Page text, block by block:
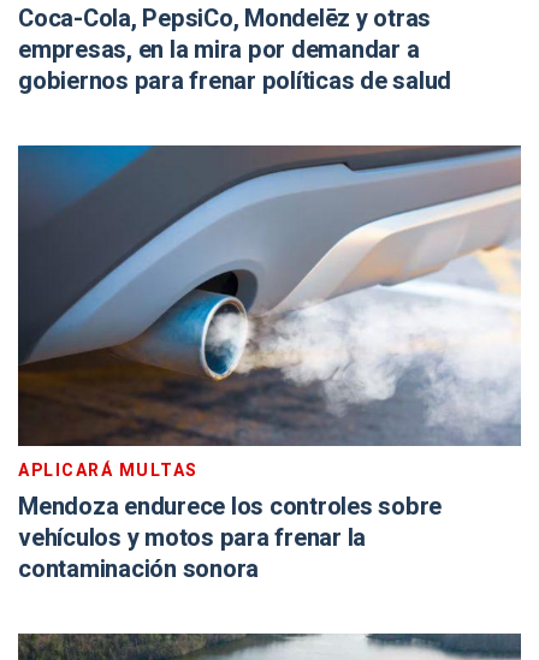
Coca-Cola, PepsiCo, Mondelēz y otras
empresas, en la mira por demandar a
gobiernos para frenar políticas de salud
APLICARÁ MULTAS
Mendoza endurece los controles sobre
vehículos y motos para frenar la
contaminación sonora